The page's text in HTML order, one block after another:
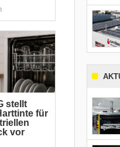
stellt
für
vor